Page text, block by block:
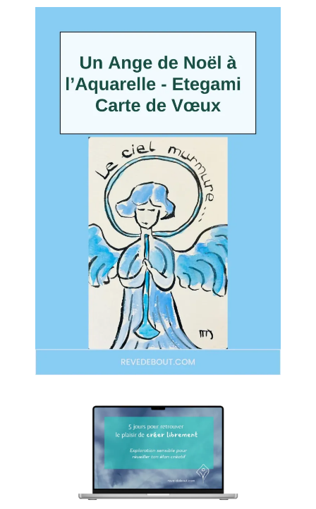
plaisir decréer librement.
Une expérience sensible pour réveiller ton
élan créatif en quelques minutes par jour.
Oser créer sans te demander si c’est « bien »
Poser des gestes simples et accessibles sans
te juger